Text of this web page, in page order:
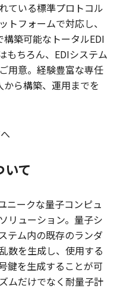
ている標準プロトコル
トフォームで対応し、
築可能なトータルEDI
もちろん、EDIシステム
用意。経験豊富な専任
ら構築、運用までを
て
ニークな量子コンピュ
リューション。量子シ
テム内の既存のランダ
数を生成し、使用する
鍵を生成することが可
ムだけでなく耐量子計